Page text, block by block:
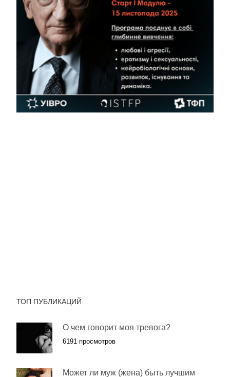
ТОП ПУБЛИКАЦИЙ
О чем говорит моя тревога?
6191 просмотров
Может ли муж (жена) быть лучшим